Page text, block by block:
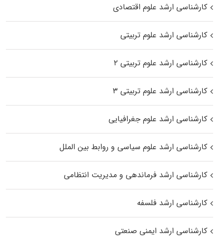
کارشناسی ارشد علوم اقتصادی
کارشناسی ارشد علوم تربیتی
کارشناسی ارشد علوم تربیتی ۲
کارشناسی ارشد علوم تربیتی ۳
کارشناسی ارشد علوم جغرافیایی
کارشناسی ارشد علوم سیاسی و روابط بین الملل
کارشناسی ارشد فرماندهی و مدیریت انتظامی
کارشناسی ارشد فلسفه
کارشناسی ارشد ایمنی صنعتی